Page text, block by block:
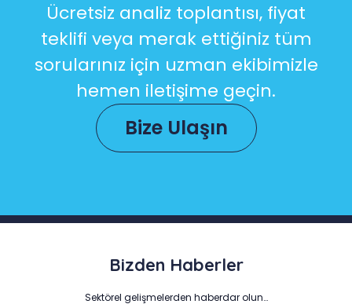
Ücretsiz analiz toplantısı, fiyat
teklifi veya merak ettiğiniz tüm
sorularınız için uzman ekibimizle
hemen iletişime geçin.
Bize Ulaşın
Bizden Haberler
Sektörel gelişmelerden haberdar olun…